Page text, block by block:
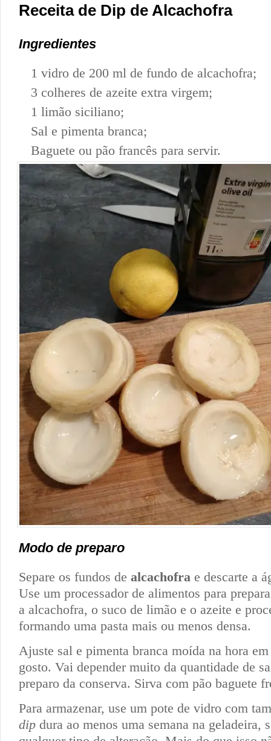
Receita de Dip de Alcachofra
Ingredientes
1 vidro de 200 ml de fundo de alcachofra;
3 colheres de azeite extra virgem;
1 limão siciliano;
Sal e pimenta branca;
Baguete ou pão francês para servir.
Modo de preparo
Separe os fundos de alcachofra e descarte a
Use um processador de alimentos para
a alcachofra, o suco de limão e o azeite e
formando uma pasta mais ou menos densa.
Ajuste sal e pimenta branca moída na hora
gosto. Vai depender muito da quantidade de
preparo da conserva. Sirva com pão baguete
Para armazenar, use um pote de vidro com
dip dura ao menos uma semana na geladeira,